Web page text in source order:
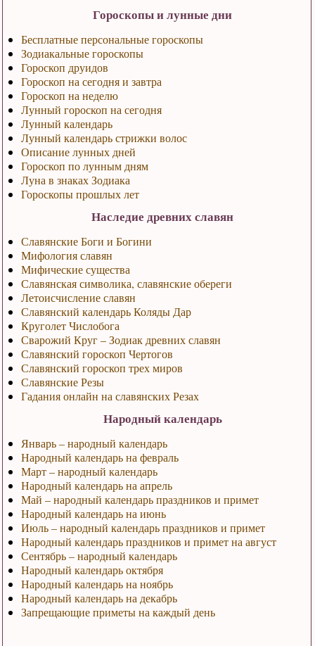
Гороскопы и лунные дни
Бесплатные персональные гороскопы
Зодиакальные гороскопы
Гороскоп друидов
Гороскоп на сегодня и завтра
Гороскоп на неделю
Лунный гороскоп на сегодня
Лунный календарь
Лунный календарь стрижки волос
Описание лунных дней
Гороскоп по лунным дням
Луна в знаках Зодиака
Гороскопы прошлых лет
Наследие древних славян
Славянские Боги и Богини
Мифология славян
Мифические существа
Славянская символика, славянские обереги
Летоисчисление славян
Славянский календарь Коляды Дар
Круголет Числобога
Сварожий Круг – Зодиак древних славян
Славянский гороскоп Чертогов
Славянский гороскоп трех миров
Славянские Резы
Гадания онлайн на славянских Резах
Народный календарь
Январь – народный календарь
Народный календарь на февраль
Март – народный календарь
Народный календарь на апрель
Май – народный календарь праздников и примет
Народный календарь на июнь
Июль – народный календарь праздников и примет
Народный календарь праздников и примет на август
Сентябрь – народный календарь
Народный календарь октября
Народный календарь на ноябрь
Народный календарь на декабрь
Запрещающие приметы на каждый день